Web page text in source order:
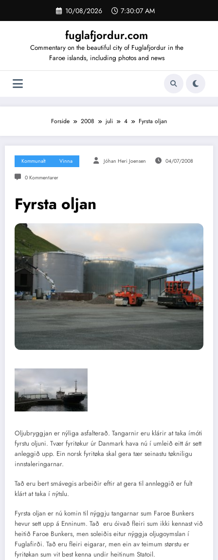
indhold
10/08/2026 7:30:08 AM
fuglafjordur.com
Commentary on the beautiful city of Fuglafjordur in the
Faroe islands, including photos and news
Forside 2008 juli 4 Fyrsta oljan
Kommunalt Vinna Jóhan Heri Joensen 04/07/2008
0 Kommentarer
Fyrsta oljan
Oljubryggjan er nýliga asfalterað. Tangarnir eru klárir at taka ímóti
fyrstu oljuni. Tvær fyritøkur úr Danmark hava nú í umleið eitt ár sett
anleggið upp. Ein norsk fyritøka skal gera tær seinastu tøkniligu
innstaleringarnar.
Tað eru bert smávegis arbeiðir eftir at gera til annleggið er fult
klárt at taka í nýtslu.
Fyrsta oljan er nú komin til nýggju tangarnar sum Faroe Bunkers
hevur sett upp á Enninum. Tað eru óivað fleiri sum ikki kennast við
heitið Faroe Bunkers, men soleiðis eitur nýggja oljugoymslan í
Fuglafirði. Tað eru fleiri eigarar, men ein av teimum størstu er
fyritøkan sum vit best kenna undir heitinum Statoil.